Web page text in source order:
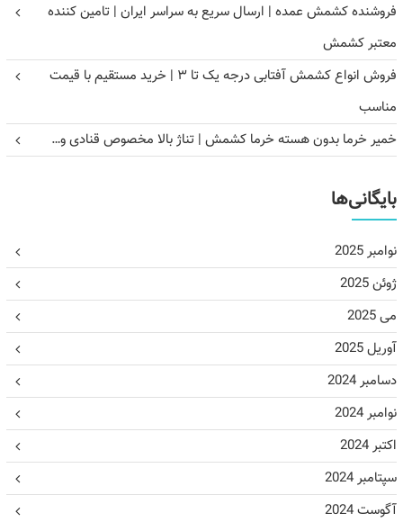
فروشنده کشمش عمده | ارسال سریع به سراسر ایران | تامین کننده
معتبر کشمش
فروش انواع کشمش آفتابی درجه یک تا ۳ | خرید مستقیم با قیمت
مناسب
خمیر خرما بدون هسته خرما کشمش | تناژ بالا مخصوص قنادی و…
بایگانی‌ها
نوامبر 2025
ژوئن 2025
می 2025
آوریل 2025
دسامبر 2024
نوامبر 2024
اکتبر 2024
سپتامبر 2024
آگوست 2024